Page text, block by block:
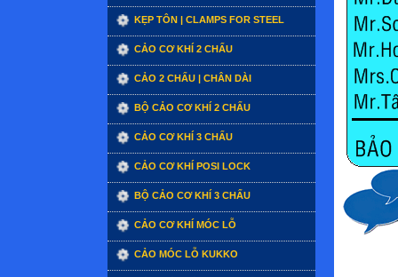
KẸP TÔN | CLAMPS FOR STEEL
CẢO CƠ KHÍ 2 CHẤU
CẢO 2 CHẤU | CHÂN DÀI
BỘ CẢO CƠ KHÍ 2 CHẤU
CẢO CƠ KHÍ 3 CHẤU
CẢO CƠ KHÍ POSI LOCK
BỘ CẢO CƠ KHÍ 3 CHẤU
CẢO CƠ KHÍ MÓC LỖ
CẢO MÓC LỖ KUKKO